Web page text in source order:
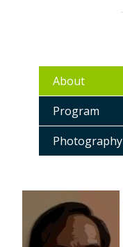
About
Program
Photography